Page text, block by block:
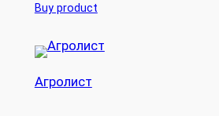
Buy product
Агролист